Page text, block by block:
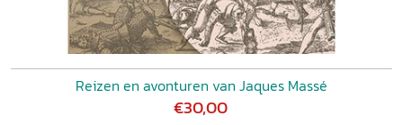
Reizen en avonturen van Jaques Massé
€30,00